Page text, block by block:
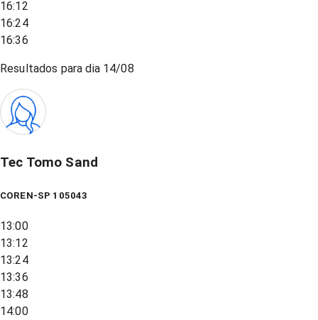
16:12
16:24
16:36
Resultados para dia 14/08
Tec Tomo Sand
COREN-SP 105043
13:00
13:12
13:24
13:36
13:48
14:00